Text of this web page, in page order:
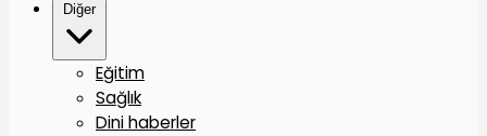
Diğer
Eğitim
Sağlık
Dini haberler